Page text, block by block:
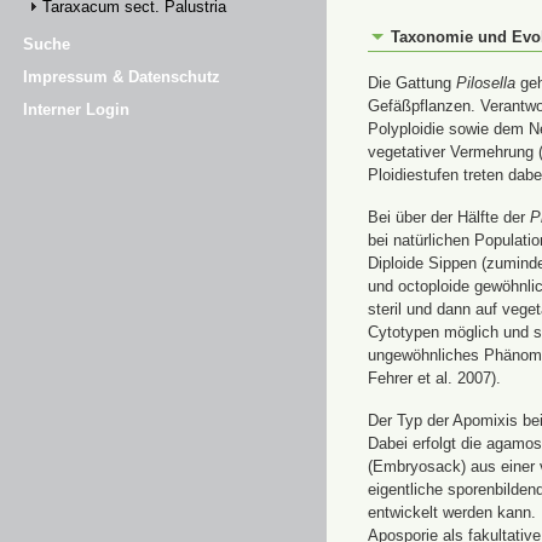
Taraxacum sect. Palustria
Suche
Impressum & Datenschutz
Interner Login
Taxonomie und
Die Gattung Pilosella
Gefäßpflanzen.
Polyploidie sowie dem
vegetativer Vermehrung
Ploidiestufen treten
Bei über der Hälfte der
bei natürlichen
Diploide Sippen
und octoploide
steril und dann auf
Cytotypen möglich und
ungewöhnliches
Fehrer et al. 2007).
Der Typ der Apomixis
Dabei erfolgt die
(Embryosack) aus einer
eigentliche
entwickelt werden
Aposporie als